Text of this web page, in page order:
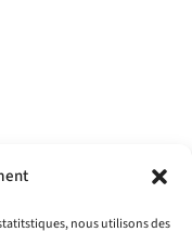
nous utilisons des